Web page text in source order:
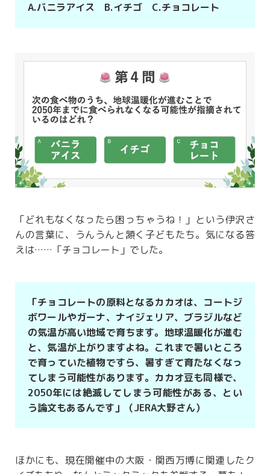
A.バニラアイス B.イチゴ C.チョコレート
「どれもなくなったら困っちゃうね！」という伊沢さ
んの言葉に、うんうんと頷く子どもたち。気になる答
えは……「チョコレート」でした。
「チョコレートの原料となるカカオは、コートジ
ボワールやガーナ、ナイジェリア、ブラジルなど
の気温が高い地域で育ちます。地球温暖化が進む
と、気温が上がりますよね。これまで暑いところ
で育っていた植物ですら、暑すぎて育たなくなっ
てしまう可能性があります。カカオ豆も同様で、
2050年には絶滅してしまう可能性がある、とい
う論文もあるんです」（JERA大野さん）
ほかにも、現在開催中の大阪・関西万博に関連したク